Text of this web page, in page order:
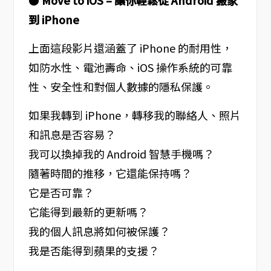
到 iPhone
上面這段影片還涵蓋了 iPhone 的耐用性，
如防水性、電池壽命、iOS 操作系統的可靠
性、安全性和對個人數據的隱私保護。
如果我轉到 iPhone，轉移我的聯絡人、照片
和訊息是否容易？
我可以換掉我的 Android 智慧手機嗎？
隨著時間的推移，它還能保持嗎？
它是否可靠？
它能得到最新的更新嗎？
我的個人訊息將如何被保護？
我是否能得到蘋果的支援？